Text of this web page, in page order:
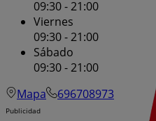
09:30 - 21:00
Viernes
09:30 - 21:00
Sábado
09:30 - 21:00
Mapa
696708973
Publicidad